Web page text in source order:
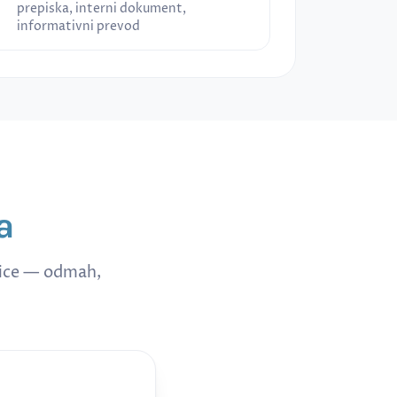
prepiska, interni dokument,
informativni prevod
— odmah,